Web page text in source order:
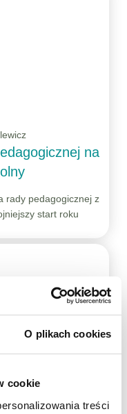
O plikach cookies
cookie
treści
na
rady pedagogicznej z
start roku